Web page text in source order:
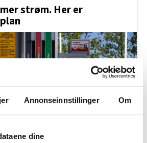
Annonseinnstillinger Om
dine
strøm. Her er